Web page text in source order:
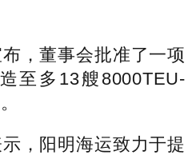
董事会批准了一项
至多13艘8000TEU-
阳明海运致力于提